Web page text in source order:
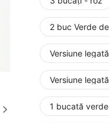
2 buc Verde
Versiune
Versiune
1 bucată